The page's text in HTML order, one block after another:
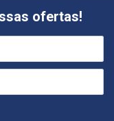
ofertas!